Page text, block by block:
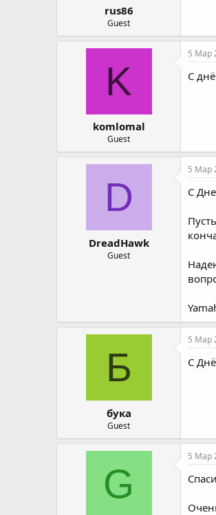
rus86
Guest
K
komlomal
Guest
5 Мар
С
D
DreadHawk
Guest
5 Мар
С
Б
бука
Guest
5 Мар
С
G
5 Мар